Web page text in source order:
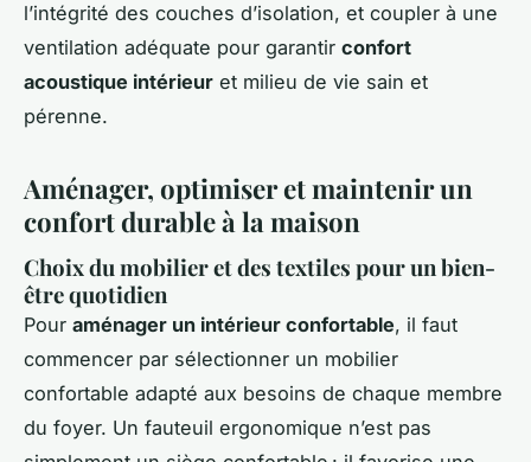
l’intégrité des couches d’isolation, et coupler à une
ventilation adéquate pour garantir confort
acoustique intérieur et milieu de vie sain et
pérenne.
Aménager, optimiser et maintenir un
confort durable à la maison
Choix du mobilier et des textiles pour un bien-
être quotidien
Pour aménager un intérieur confortable, il faut
commencer par sélectionner un mobilier
confortable adapté aux besoins de chaque membre
du foyer. Un fauteuil ergonomique n’est pas